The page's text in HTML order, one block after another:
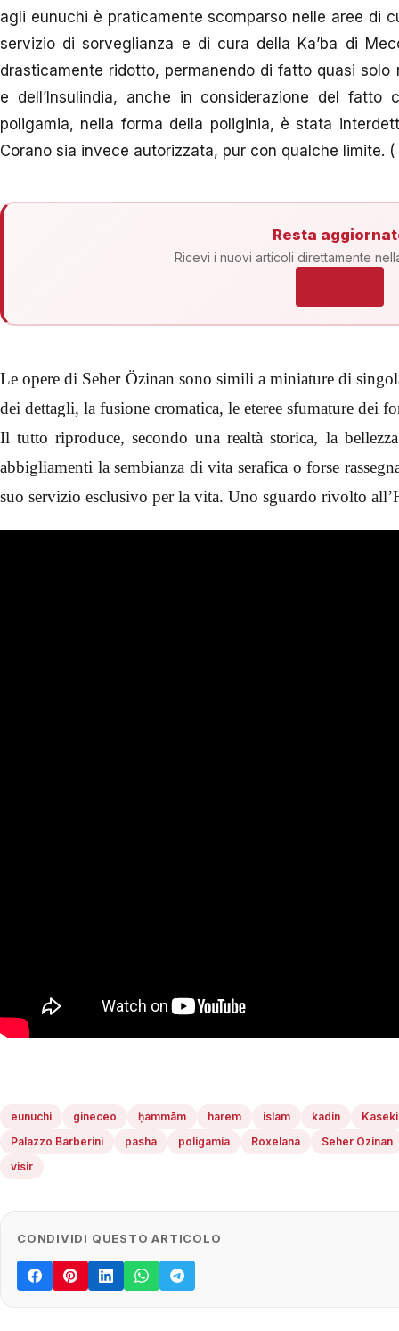
agli eunuchi è praticamente scomparso nelle aree di
servizio di sorveglianza e di cura della Ka’ba di
drasticamente ridotto, permanendo di fatto quasi solo
e dell’Insulindia, anche in considerazione del
poligamia, nella forma della poliginia, è stata
Corano sia invece autorizzata, pur con qualche limite.
Resta
Ricevi i nuovi articoli direttamente
Le opere di Seher Özinan sono simili a miniature di
dei dettagli, la fusione cromatica, le eteree sfumature dei
Il tutto riproduce, secondo una realtà storica, la
abbigliamenti la sembianza di vita serafica o forse
suo servizio esclusivo per la vita. Uno sguardo rivolto
eunuchi gineceo ḥammām harem islam kadin
Kaseki
Palazzo Barberini
pasha poligamia Roxelana
Seher Ozinan
visir
CONDIVIDI QUESTO ARTICOLO